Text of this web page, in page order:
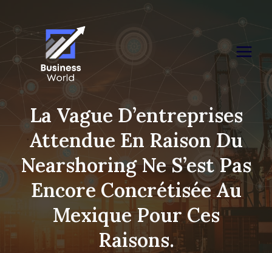
content
La Vague D’entreprises
Attendue En Raison Du
Nearshoring Ne S’est Pas
Encore Concrétisée Au
Mexique Pour Ces
Raisons.